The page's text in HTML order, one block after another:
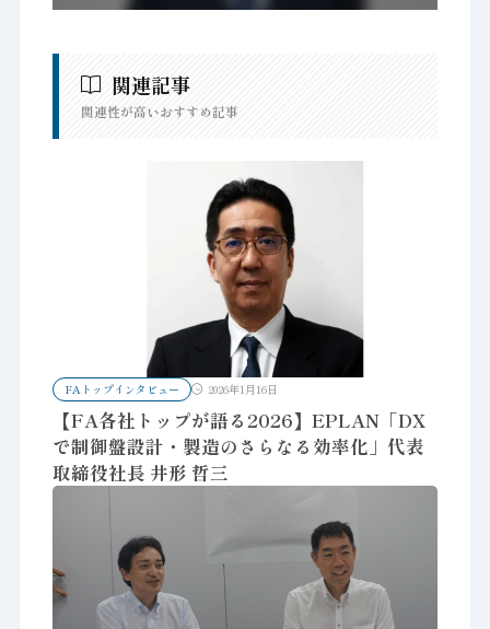
関連記事
関連性が高いおすすめ記事
FAトップインタビュー 2026年1月16日
【FA各社トップが語る2026】EPLAN「DX
で制御盤設計・製造のさらなる効率化」代表
取締役社長 井形 哲三